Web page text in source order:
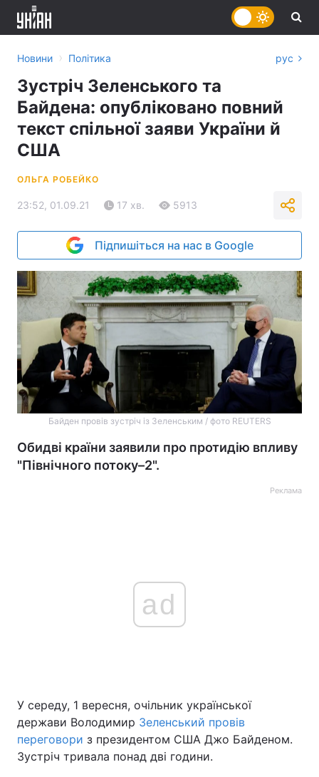
Україна Політика
Економіка Світ
Новини › Політика рус
Зустріч Зеленського та
Байдена: опубліковано повний
текст спільної заяви України й
США
ОЛЬГА РОБЕЙКО
23:52, 01.09.21 17 хв. 5913
Підпишіться на нас в Google
Байден провів зустріч із Зеленським / фото REUTERS
Обидві країни заявили про протидію впливу
"Північного потоку–2".
Реклама
ad
У середу, 1 вересня, очільник української
держави Володимир Зеленський провів
переговори з президентом США Джо Байденом.
Зустріч тривала понад дві години.